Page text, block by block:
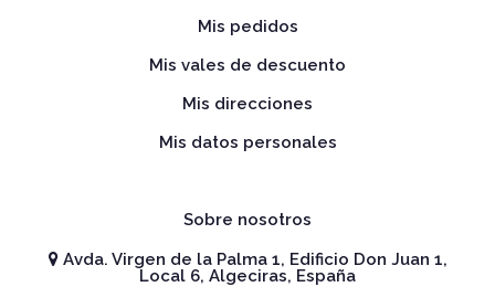
Mis pedidos
Mis vales de descuento
Mis direcciones
Mis datos personales
Sobre nosotros
Avda. Virgen de la Palma 1, Edificio Don Juan 1,
Local 6, Algeciras, España